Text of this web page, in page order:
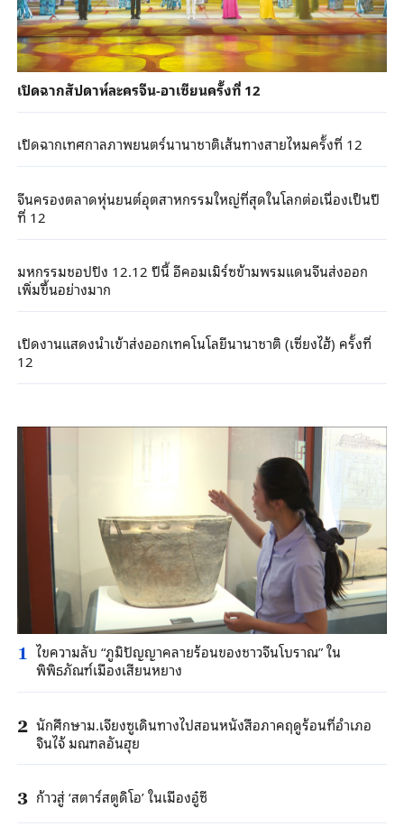
เปิดฉากสัปดาห์ละครจีน-อาเซียนครั้งที่ 12
เปิดฉากเทศกาลภาพยนตร์นานาชาติเส้นทางสายไหมครั้งที่ 12
จีนครองตลาดหุ่นยนต์อุตสาหกรรมใหญ่ที่สุดในโลกต่อเนื่องเป็นปี
ที่ 12
มหกรรมชอปปิง 12.12 ปีนี้ อีคอมเมิร์ซข้ามพรมแดนจีนส่งออก
เพิ่มขึ้นอย่างมาก
เปิดงานแสดงนำเข้าส่งออกเทคโนโลยีนานาชาติ (เซี่ยงไฮ้) ครั้งที่
12
1 ไขความลับ “ภูมิปัญญาคลายร้อนของชาวจีนโบราณ” ใน
พิพิธภัณฑ์เมืองเสียนหยาง
2 นักศึกษาม.เจียงซูเดินทางไปสอนหนังสือภาคฤดูร้อนที่อำเภอ
จินไจ้ มณฑลอันฮุย
3 ก้าวสู่ ‘สตาร์สตูดิโอ’ ในเมืองอู๋ซี